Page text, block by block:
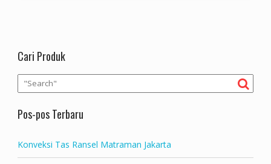
Cari Produk
Pos-pos Terbaru
Konveksi Tas Ransel Matraman Jakarta